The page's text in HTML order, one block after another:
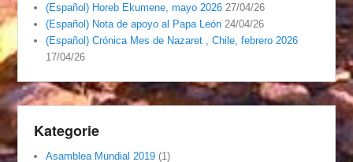
(Español) Horeb Ekumene, mayo 2026 27/04/26
(Español) Nota de apoyo al Papa León 24/04/26
(Español) Crónica Mes de Nazaret , Chile, febrero 2026
17/04/26
Kategorie
Asamblea Mundial 2019 (1)